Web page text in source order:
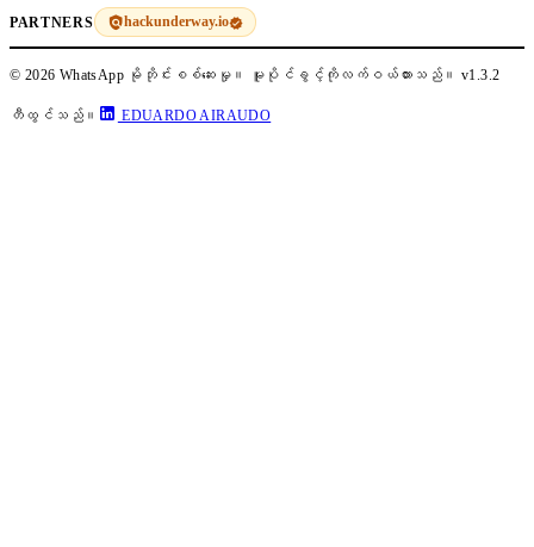
PARTNERS hackunderway.io
© 2026 WhatsApp မိုဘိုင်းစစ်ဆေးမှု။ မူပိုင်ခွင့်ကိုလက်ဝယ်ထားသည်။ v1.3.2
တီထွင်သည်။ EDUARDO AIRAUDO